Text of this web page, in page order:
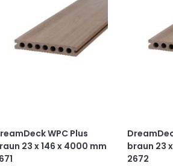
WPC Plus
23 x 146 x 4000 mm
braun 23
2672